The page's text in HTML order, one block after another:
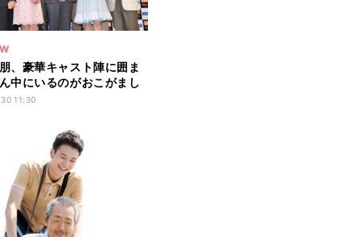
、豪華キャスト陣に囲ま
中にいるのがおこがまし
縮
11:30